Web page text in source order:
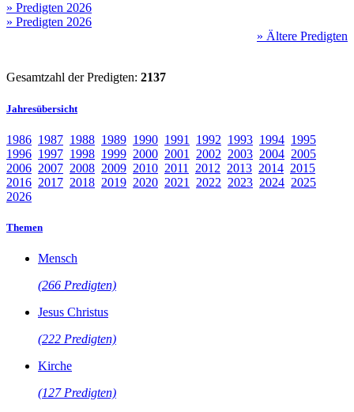
» Predigten 2026
» Predigten 2026
» Ältere Predigten
Gesamtzahl der Predigten: 2137
Jahresübersicht
1986 1987 1988 1989 1990 1991 1992 1993 1994 1995
1996 1997 1998 1999 2000 2001 2002 2003 2004 2005
2006 2007 2008 2009 2010 2011 2012 2013 2014 2015
2016 2017 2018 2019 2020 2021 2022 2023 2024 2025
2026
Themen
Mensch
(266 Predigten)
Jesus Christus
(222 Predigten)
Kirche
(127 Predigten)